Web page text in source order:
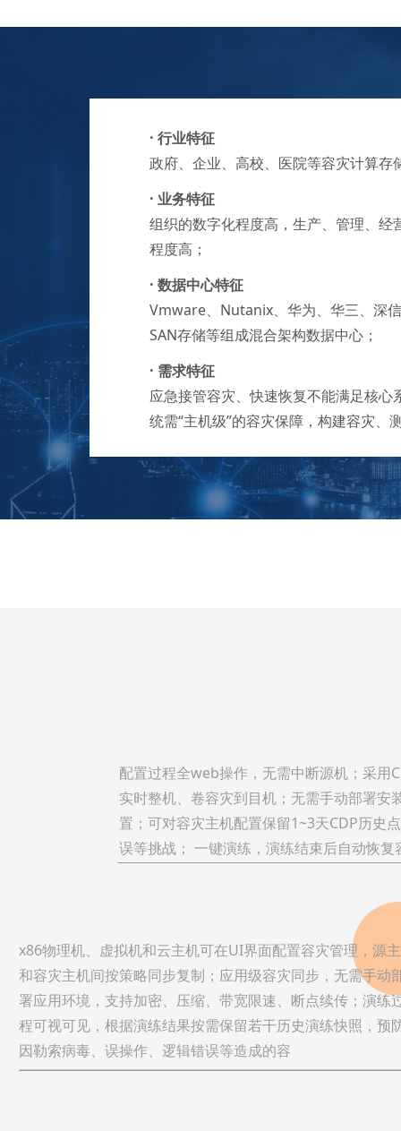
· 行业特征
政府、企业、高校、医院等容灾计算存
· 业务特征
组织的数字化程度高，生产、管理、经
程度高；
· 数据中心特征
Vmware、Nutanix、华为、华三、深
SAN存储等组成混合架构数据中心；
· 需求特征
应急接管容灾、快速恢复不能满足核心
统需“主机级”的容灾保障，构建容灾、
配置过程全web操作，无需中断源机；采用
实时整机、卷容灾到目机；无需手动部署安
置；可对容灾主机配置保留1~3天CDP历史
误等挑战； 一键演练，演练结束后自动恢复
x86物理机、虚拟机和云主机可在UI界面配置容灾管理，源
和容灾主机间按策略同步复制；应用级容灾同步，无需手动
署应用环境，支持加密、压缩、带宽限速、断点续传；演练
程可视可见，根据演练结果按需保留若干历史演练快照，预
因勒索病毒、误操作、逻辑错误等造成的容
灾失效。